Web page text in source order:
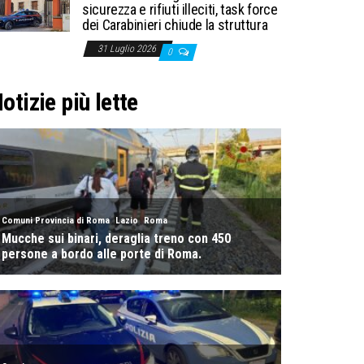
sicurezza e rifiuti illeciti, task force
dei Carabinieri chiude la struttura
31 Luglio 2026 0
più lette